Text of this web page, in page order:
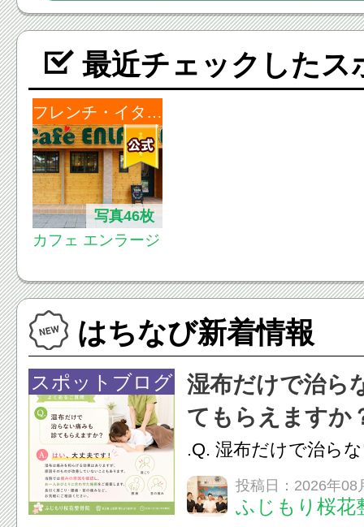
最近チェックしたス
フレンチ・イタリアン
写真46枚
カフェ エンラージ
はちなび新着情報
スポットブログ
湿布だけで治ら
てもらえますか
.Q. 湿布だけで治ら
らえますか？A. はい
湿布は痛みを和らげ
投稿日：2026年08
ふじもり桜花